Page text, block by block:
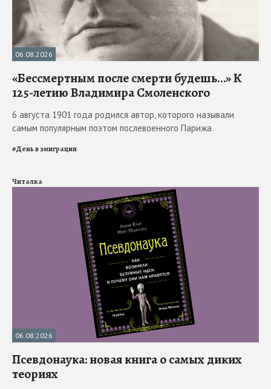
06.08.2026
«Бессмертным после смерти будешь…» К
125-летию Владимира Смоленского
6 августа 1901 года родился автор, которого называли
самым популярным поэтом послевоенного Парижа
#День в эмиграции
Читалка
06.08.2026
Псевдонаука: новая книга о самых диких
теориях